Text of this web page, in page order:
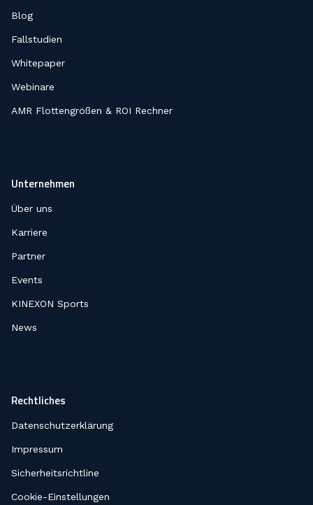
Blog
Fallstudien
Whitepaper
Webinare
AMR Flottengrößen & ROI Rechner
Unternehmen
Über uns
Karriere
Partner
Events
KINEXON Sports
News
Rechtliches
Datenschutzerklärung
Impressum
Sicherheitsrichtline
Cookie-Einstellungen